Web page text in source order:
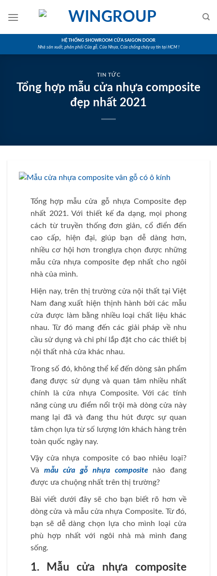
HỆ THỐNG SHOWROOM CỬA SAIGON DOOR
Nhà sản xuất, phân phối Cửa gỗ, Cửa Nhựa, Cửa chống cháy uy tín tại HCM !
TIN TỨC
Tổng hợp mẫu cửa nhựa composite
đẹp nhất 2021
Tổng hợp mẫu cửa gỗ nhựa Composite đẹp
nhất 2021. Với thiết kế đa dạng, mọi phong
cách từ truyền thống đơn giản, cổ điển đến
cao cấp, hiện đại, giúp bạn dễ dàng hơn,
nhiều cơ hội hơn tronglựa chọn được những
mẫu cửa nhựa composite đẹp nhất cho ngôi
nhà của mình.
Hiện nay, trên thị trường cửa nội thất tại Việt
Nam đang xuất hiện thịnh hành bởi các mẫu
cửa được làm bằng nhiều loại chất liệu khác
nhau. Từ đó mang đến các giải pháp về nhu
cầu sử dụng và chi phí lắp đặt cho các thiết bị
nội thất nhà cửa khác nhau.
Trong số đó, không thể kể đến dòng sản phẩm
đang được sử dụng và quan tâm nhiều nhất
chính là cửa nhựa Composite. Với các tính
năng cùng ưu điểm nổi trội mà dòng cửa này
mang lại đã và đang thu hút được sự quan
tâm chọn lựa từ số lượng lớn khách hàng trên
toàn quốc ngày nay.
Vậy cửa nhựa composite có bao nhiêu loại?
Và mẫu cửa gỗ nhựa compositenào đang
được ưa chuộng nhất trên thị trường?
Bài viết dưới đây sẽ cho bạn biết rõ hơn về
dòng cửa và mẫu cửa nhựa Composite. Từ đó,
bạn sẽ dễ dàng chọn lựa cho mình loại cửa
phù hợp nhất với ngôi nhà mà mình đang
sống.
1. Mẫu cửa nhựa composite